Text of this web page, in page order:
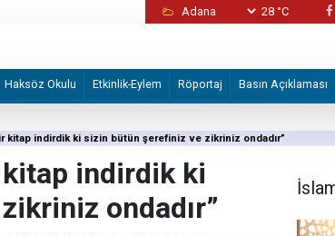
soruşturmasında
Kaos fırıldakları yine devrede: Şam’da
28 °C
Haksöz Okulu Etkinlik-Eylem Röportaj Basın Açıklaması
kitap indirdik ki sizin bütün şerefiniz ve zikriniz ondadır”
kitap indirdik ki
ondadır”